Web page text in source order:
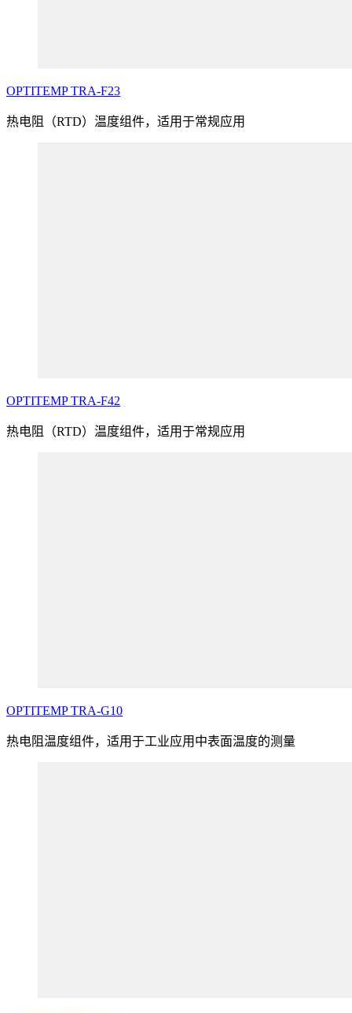
OPTITEMP TRA-F23
热电阻（RTD）温度组件，适用于常规应用
OPTITEMP TRA-F42
热电阻（RTD）温度组件，适用于常规应用
OPTITEMP TRA-G10
热电阻温度组件，适用于工业应用中表面温度的测量